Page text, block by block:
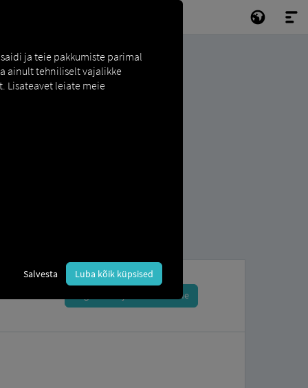
Registreeru ja broneeri kohe
ja teie pakkumiste parimal
ainult tehniliselt vajalikke
Lisateavet leiate meie
Salvesta Luba kõik küpsised